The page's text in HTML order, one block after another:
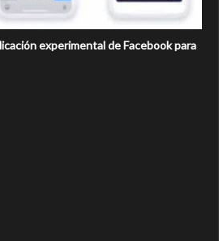
experimental de Facebook para